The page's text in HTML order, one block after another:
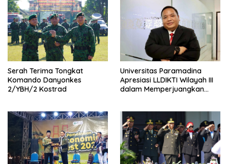
Serah Terima Tongkat
Komando Danyonkes
2/YBH/2 Kostrad
Universitas Paramadina
Apresiasi LLDIKTI Wilayah III
dalam Memperjuangkan